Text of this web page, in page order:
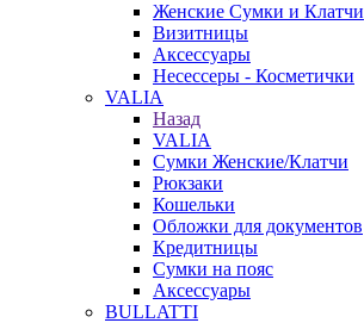
Женские Сумки и Клатчи
Визитницы
Аксессуары
Несессеры - Косметички
VALIA
Назад
VALIA
Сумки Женские/Клатчи
Рюкзаки
Кошельки
Обложки для документов
Кредитницы
Сумки на пояс
Аксессуары
BULLATTI